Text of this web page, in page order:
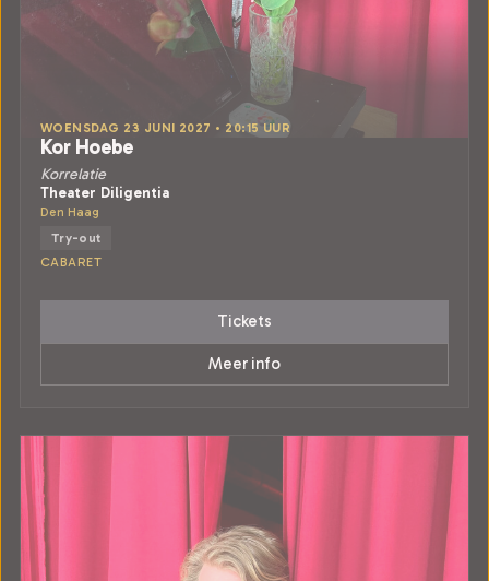
WOENSDAG 23 JUNI 2027 • 20:15 UUR
Kor Hoebe
Korrelatie
Theater Diligentia
Den Haag
Try-out
CABARET
Tickets
Meer info